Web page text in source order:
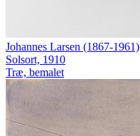
Johannes Larsen (1867-1961)
Solsort, 1910
Træ, bemalet